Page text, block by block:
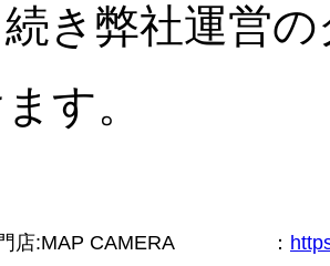
き弊社運営
す。
店:MAP CAMERA ：